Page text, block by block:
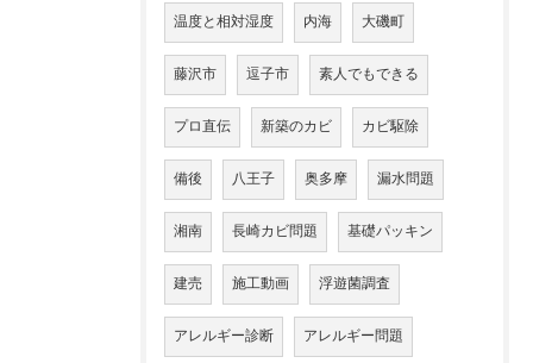
温度と相対湿度 内海 大磯町
藤沢市 逗子市 素人でもできる
プロ直伝 新築のカビ カビ駆除
備後 八王子 奥多摩 漏水問題
湘南 長崎カビ問題 基礎パッキン
建売 施工動画 浮遊菌調査
アレルギー診断 アレルギー問題